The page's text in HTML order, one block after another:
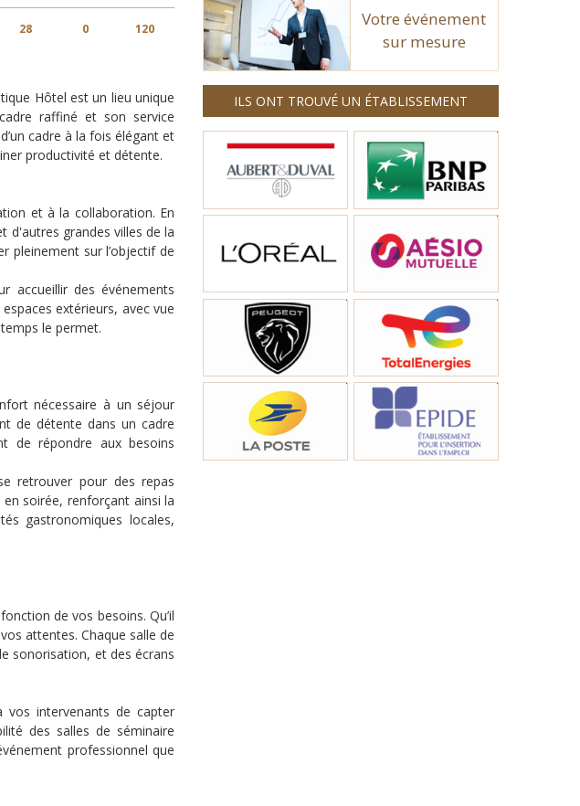
28 0 120
Hôtel est un lieu unique
raffiné et son service
cadre à la fois élégant et
productivité et détente.
et à la collaboration. En
d'autres grandes villes de la
pleinement sur l’objectif de
accueillir des événements
extérieurs, avec vue
le permet.
nécessaire à un séjour
de détente dans un cadre
de répondre aux besoins
retrouver pour des repas
soirée, renforçant ainsi la
gastronomiques locales,
de vos besoins. Qu’il
attentes. Chaque salle de
sonorisation, et des écrans
vos intervenants de capter
des salles de séminaire
professionnel que
Votre événement
sur mesure
ILS ONT TROUVÉ UN ÉTABLISSEMENT